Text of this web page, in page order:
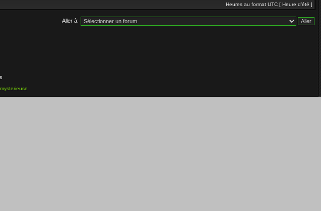
Heures au format UTC [ Heure d’été ]
Aller à: